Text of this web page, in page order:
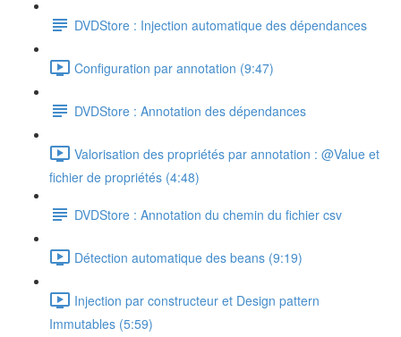
DVDStore : Injection automatique des dépendances
Configuration par annotation (9:47)
DVDStore : Annotation des dépendances
Valorisation des propriétés par annotation : @Value et
fichier de propriétés (4:48)
DVDStore : Annotation du chemin du fichier csv
Détection automatique des beans (9:19)
Injection par constructeur et Design pattern
Immutables (5:59)